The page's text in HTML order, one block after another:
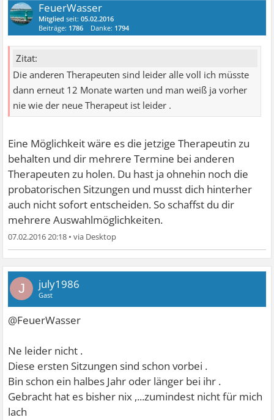
FeuerWasser
Mitglied seit:05.02.2016
Beiträge: 1786 Danke: 1794
Zitat:
Die anderen Therapeuten sind leider alle voll ich müsste
dann erneut 12 Monate warten und man weiß ja vorher
nie wie der neue Therapeut ist leider .
Eine Möglichkeit wäre es die jetzige Therapeutin zu
behalten und dir mehrere Termine bei anderen
Therapeuten zu holen. Du hast ja ohnehin noch die
probatorischen Sitzungen und musst dich hinterher
auch nicht sofort entscheiden. So schaffst du dir
mehrere Auswahlmöglichkeiten.
07.02.2016 20:18 •
J july1986
Gast
@FeuerWasser
Ne leider nicht .
Diese ersten Sitzungen sind schon vorbei .
Bin schon ein halbes Jahr oder länger bei ihr .
Gebracht hat es bisher nix ,...zumindest nicht für mich
lach